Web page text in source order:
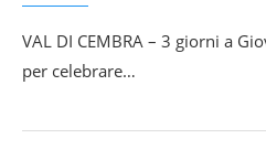
VAL DI CEMBRA – 3 giorni a
per celebrare…